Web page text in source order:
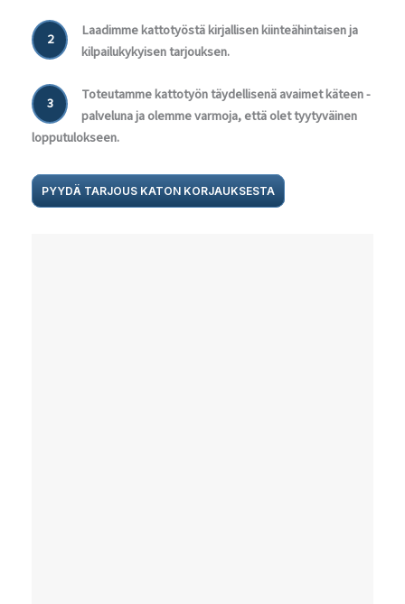
2
Laadimme kattotyöstä kirjallisen kiinteähintaisen ja
kilpailukykyisen tarjouksen.
3
Toteutamme kattotyön täydellisenä avaimet käteen -
palveluna ja olemme varmoja, että olet tyytyväinen
lopputulokseen.
PYYDÄ TARJOUS KATON KORJAUKSESTA